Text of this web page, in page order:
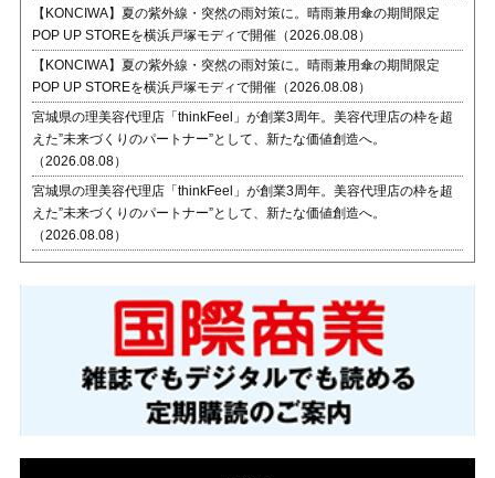
【KONCIWA】夏の紫外線・突然の雨対策に。晴雨兼用傘の期間限定
POP UP STOREを横浜戸塚モディで開催（2026.08.08）
【KONCIWA】夏の紫外線・突然の雨対策に。晴雨兼用傘の期間限定
POP UP STOREを横浜戸塚モディで開催（2026.08.08）
宮城県の理美容代理店「thinkFeel」が創業3周年。美容代理店の枠を超
えた”未来づくりのパートナー”として、新たな価値創造へ。
（2026.08.08）
宮城県の理美容代理店「thinkFeel」が創業3周年。美容代理店の枠を超
えた”未来づくりのパートナー”として、新たな価値創造へ。
（2026.08.08）